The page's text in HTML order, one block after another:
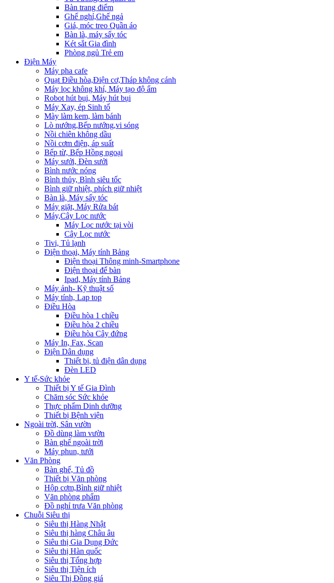
Bàn trang điểm
Ghế nghỉ,Ghế ngả
Giá, móc treo Quần áo
Bàn là, máy sấy tóc
Két sắt Gia đình
Phòng ngủ Trẻ em
Điện Máy
Máy pha cafe
Quạt Điều hòa,Điện cơ,Tháp không cánh
Máy lọc không khí, Máy tạo độ ẩm
Robot hút bụi, Máy hút bụi
Máy Xay, ép Sinh tố
Mày làm kem, làm bánh
Lò nướng,Bếp nướng,vi sóng
Nồi chiên không dầu
Nồi cơm điện, áp suất
Bếp từ, Bếp Hồng ngoại
Máy sưởi, Đèn sưởi
Bình nước nóng
Bình thủy, Bình siêu tốc
Bình giữ nhiệt, phích giữ nhiệt
Bàn là, Máy sấy tóc
Máy giặt, Máy Rửa bát
Máy,Cây Lọc nước
Máy Lọc nước tại vòi
Cây Lọc nước
Tivi, Tủ lạnh
Điện thoại, Máy tính Bảng
Điện thoại Thông minh-Smartphone
Điện thoại để bàn
Ipad, Máy tính Bảng
Máy ảnh- Kỹ thuật số
Máy tính, Lap top
Điều Hòa
Điều hòa 1 chiều
Điều hòa 2 chiều
Điều hòa Cây đứng
Máy In, Fax, Scan
Điện Dân dụng
Thiết bị, tủ điện dân dụng
Đèn LED
Y tế-Sức khỏe
Thiết bị Y tế Gia Đình
Chăm sóc Sức khỏe
Thực phẩm Dinh dưỡng
Thiết bị Bệnh viện
Ngoài trời, Sân vườn
Đồ dùng làm vườn
Bàn ghế ngoài trời
Máy phun, tưới
Văn Phòng
Bàn ghế, Tủ đồ
Thiết bị Văn phòng
Hộp cơm,Bình giữ nhiệt
Văn phòng phẩm
Đồ nghỉ trưa Văn phòng
Chuỗi Siêu thị
Siêu thị Hàng Nhật
Siêu thị hàng Châu âu
Siêu thị Gia Dụng Đức
Siêu thị Hàn quốc
Siêu thị Tổng hợp
Siêu thị Tiện ích
Siêu Thị Đồng giá